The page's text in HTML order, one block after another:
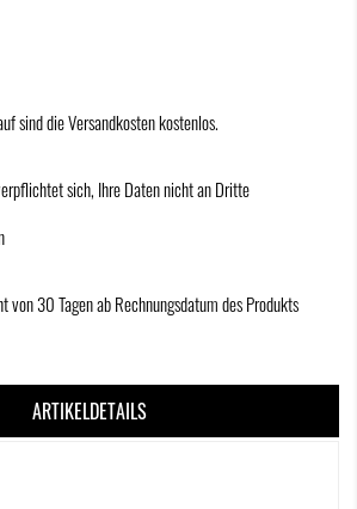
sind die Versandkosten kostenlos.
sich, Ihre Daten nicht an Dritte
von 30 Tagen ab Rechnungsdatum des Produkts
ARTIKELDETAILS